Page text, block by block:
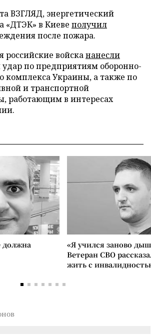
ВЗГЛЯД, энергетический
«ДТЭК» в Киеве получил
после пожара.
российские войскананесли
по предприятиям оборонно-
Украины, а также по
и транспортной
работающим в интересах
должна
«Я учился заново
Ветеран СВО
жить с